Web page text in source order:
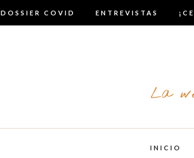
DOSSIER COVID ENTREVISTAS
La
INICIO